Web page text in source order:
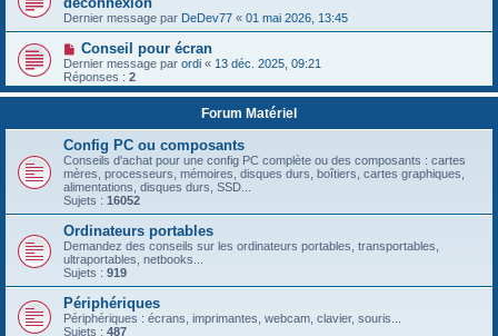
Dernier message par DeDev77 « 01 mai 2026, 13:45
Conseil pour écran
Dernier message par ordi « 13 déc. 2025, 09:21
Réponses : 2
Forum Matériel
Config PC ou composants
Conseils d'achat pour une config PC complète ou des composants : cartes
mères, processeurs, mémoires, disques durs, boîtiers, cartes graphiques,
alimentations, disques durs, SSD...
Sujets : 16052
Ordinateurs portables
Demandez des conseils sur les ordinateurs portables, transportables,
ultraportables, netbooks...
Sujets : 919
Périphériques
Périphériques : écrans, imprimantes, webcam, clavier, souris...
Sujets : 487